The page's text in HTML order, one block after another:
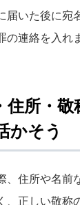
届いた後に宛
の連絡を入れ
住所・敬
かそう
、住所や名前
、正しい敬称